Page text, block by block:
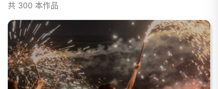
共 300 本作品